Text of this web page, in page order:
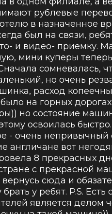
рублевые
в назначенное
был на связи,
и видео- приемку.
мини куперы
сомневалась,
но очень
расход
на горных
но состояние
освоилась быстро.
- очень непривычный
англичане вот
8 прекрасных
с прекрасной
сюда и
у ребят. P.S.
является делом